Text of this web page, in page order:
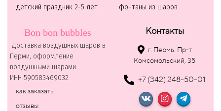
детский праздник 2-5 лет фонтаны из шаров
Bon bon bubbles
Доставка воздушных шаров в
Перми, оформление
воздушными шарами.
ИНН 590583469032
как заказать
отзывы
Контакты
г. Пермь. Пр-т
Комсомольский, 35
+7 (342) 248-50-01